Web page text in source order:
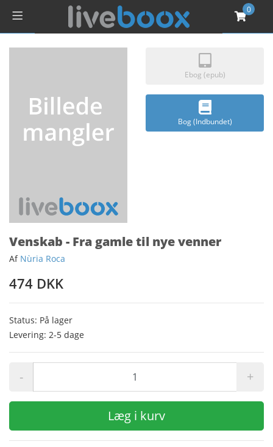
0
Ebog (epub)
Bog (Indbundet)
Venskab - Fra gamle til nye venner
Af Nùria Roca
474 DKK
Status: På lager
Levering: 2-5 dage
- +
Læg i kurv